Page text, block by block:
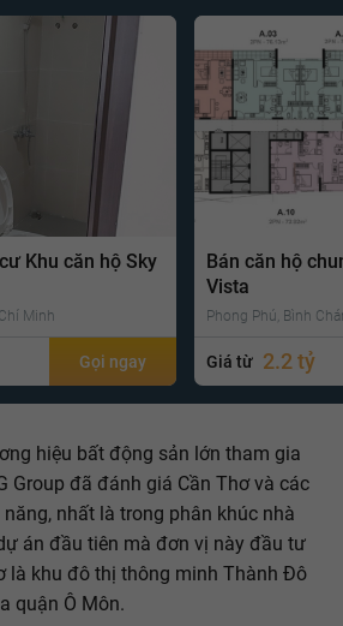
Khu căn hộ Sky
Minh
Gọi ngay
Bán căn hộ
Vista
Phong Phú, Bình
Giá từ 2.2 tỷ
hiệu bất động sản lớn tham gia
Group đã đánh giá Cần Thơ và các
nhất là trong phân khúc nhà
án đầu tiên mà đơn vị này đầu tư
là khu đô thị thông minh Thành Đô
quận Ô Môn.